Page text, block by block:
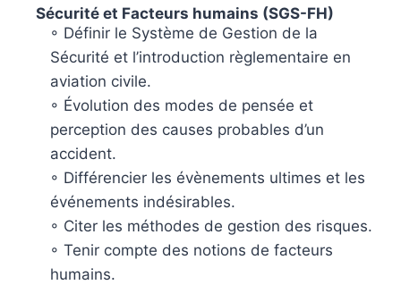
Sécurité et Facteurs humains (SGS-FH)
◦ Définir le Système de Gestion de la
Sécurité et l’introduction règlementaire en
aviation civile.
◦ Évolution des modes de pensée et
perception des causes probables d’un
accident.
◦ Différencier les évènements ultimes et les
événements indésirables.
◦ Citer les méthodes de gestion des risques.
◦ Tenir compte des notions de facteurs
humains.